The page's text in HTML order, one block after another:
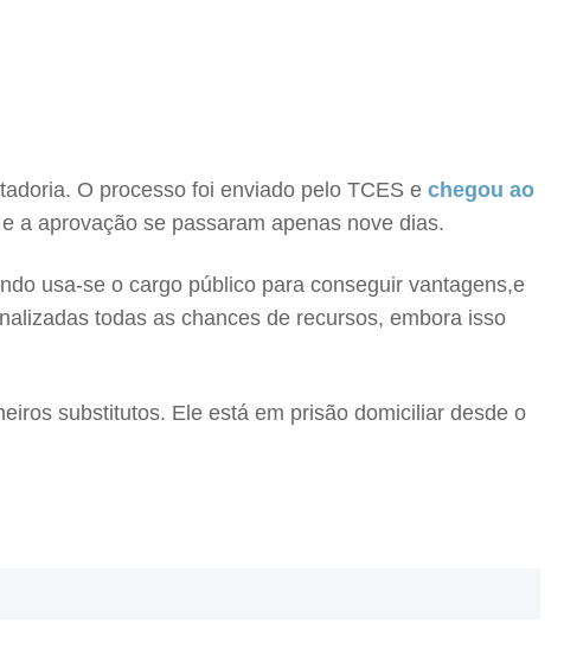
O processo foi enviado pelo TCES e chegou ao
a aprovação se passaram apenas nove dias.
usa-se o cargo público para conseguir vantagens,e
todas as chances de recursos, embora isso
substitutos. Ele está em prisão domiciliar desde o